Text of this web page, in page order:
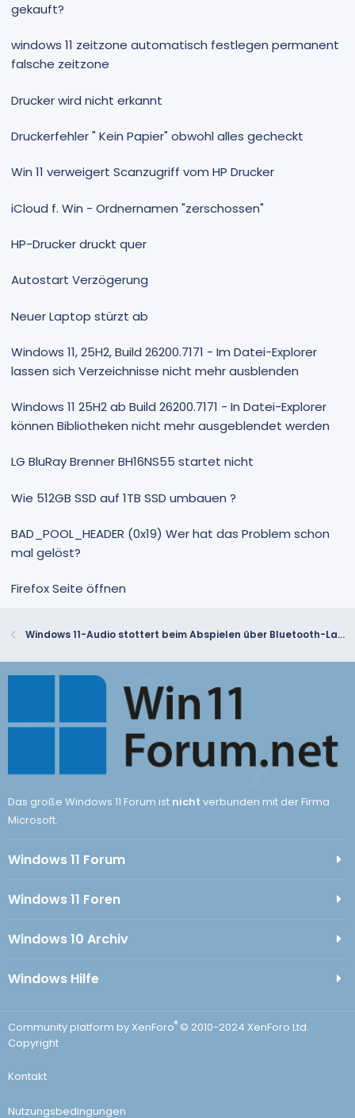
gekauft?
windows 11 zeitzone automatisch festlegen permanent
falsche zeitzone
Drucker wird nicht erkannt
Druckerfehler " Kein Papier" obwohl alles gecheckt
Win 11 verweigert Scanzugriff vom HP Drucker
iCloud f. Win - Ordnernamen "zerschossen"
HP-Drucker druckt quer
Autostart Verzögerung
Neuer Laptop stürzt ab
Windows 11, 25H2, Build 26200.7171 - Im Datei-Explorer
lassen sich Verzeichnisse nicht mehr ausblenden
Windows 11 25H2 ab Build 26200.7171 - In Datei-Explorer
können Bibliotheken nicht mehr ausgeblendet werden
LG BluRay Brenner BH16NS55 startet nicht
Wie 512GB SSD auf 1TB SSD umbauen ?
BAD_POOL_HEADER (0x19) Wer hat das Problem schon
mal gelöst?
Firefox Seite öffnen
Windows 11-Audio stottert beim Abspielen über Bluetooth-Lautsprecher
Das große Windows 11 Forum ist nicht verbunden mit der Firma
Microsoft.
Windows 11 Forum
Windows 11 Foren
Windows 10 Archiv
Windows Hilfe
Community platform by XenForo® © 2010-2024 XenForo Ltd.
Copyright
Kontakt
Nutzungsbedingungen